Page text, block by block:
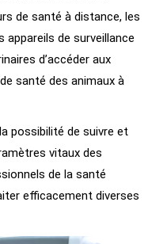
de santé à distance, les
de surveillance
d’accéder aux
santé des animaux à
possibilité de suivre et
vitaux des
de la santé
efficacement diverses